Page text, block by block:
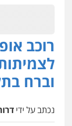
רוכב
וברח
נכתב על ידי